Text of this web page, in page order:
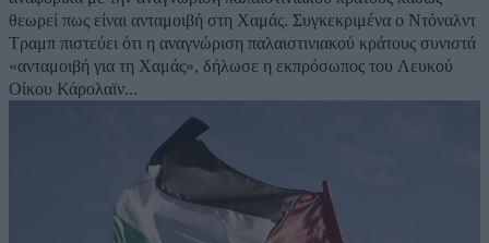
θεωρεί πως είναι ανταμοιβή στη Χαμάς. Συγκεκριμένα ο Ντόναλντ
Τραμπ πιστεύει ότι η αναγνώριση παλαιστινιακού κράτους συνιστά
«ανταμοιβή για τη Χαμάς», δήλωσε η εκπρόσωπος του Λευκού
Οίκου Κάρολαϊν...